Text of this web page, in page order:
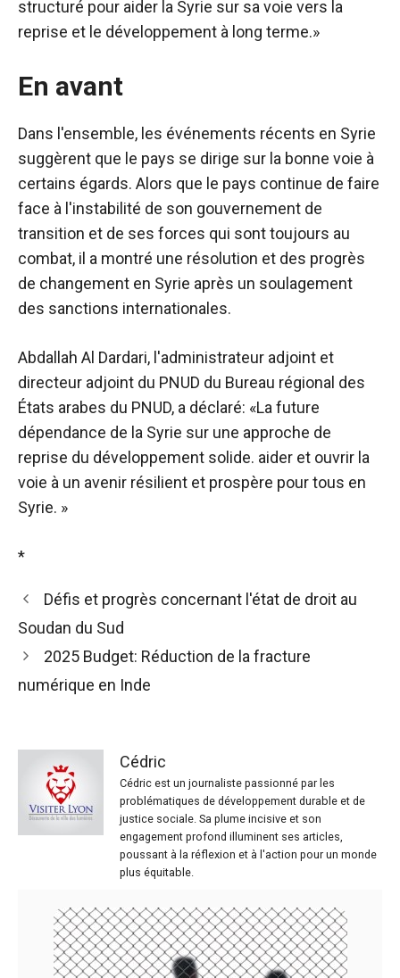
structuré pour aider la Syrie sur sa voie vers la
reprise et le développement à long terme.»
En avant
Dans l'ensemble, les événements récents en Syrie
suggèrent que le pays se dirige sur la bonne voie à
certains égards. Alors que le pays continue de faire
face à l'instabilité de son gouvernement de
transition et de ses forces qui sont toujours au
combat, il a montré une résolution et des progrès
de changement en Syrie après un soulagement
des sanctions internationales.
Abdallah Al Dardari, l'administrateur adjoint et
directeur adjoint du PNUD du Bureau régional des
États arabes du PNUD, a déclaré: «La future
dépendance de la Syrie sur une approche de
reprise du développement solide. aider et ouvrir la
voie à un avenir résilient et prospère pour tous en
Syrie. »
*
Défis et progrès concernant l'état de droit au
Soudan du Sud
2025 Budget: Réduction de la fracture
numérique en Inde
Cédric
Cédric est un journaliste passionné par les
problématiques de développement durable et de
justice sociale. Sa plume incisive et son
engagement profond illuminent ses articles,
poussant à la réflexion et à l'action pour un monde
plus équitable.